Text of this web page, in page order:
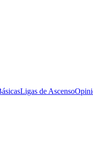
Ligas de Ascenso